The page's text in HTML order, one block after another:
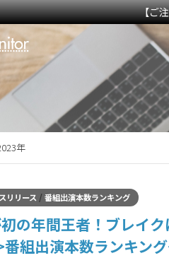
【ご
年
リリース/ 番組出演本数ランキング
の年間王者！ブレイ
組出演本数ランキン